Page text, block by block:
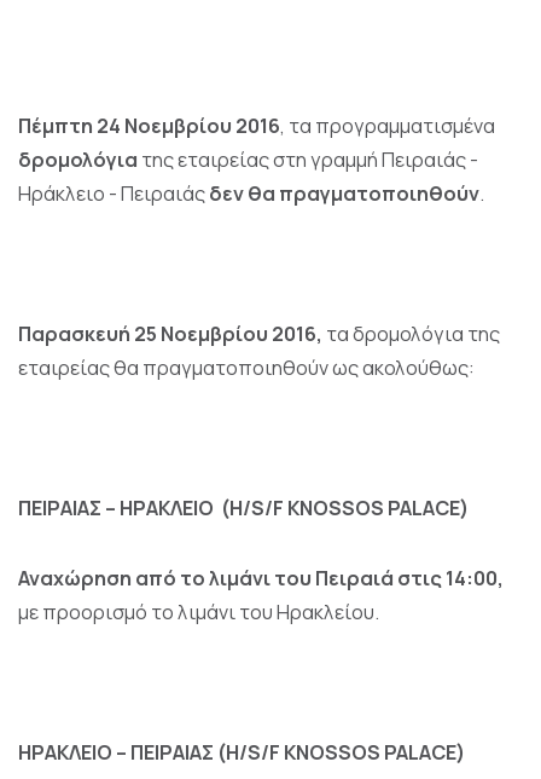
Πέμπτη 24 Νοεμβρίου 2016, τα προγραμματισμένα
δρομολόγια της εταιρείας στη γραμμή Πειραιάς -
Ηράκλειο - Πειραιάςδεν θα πραγματοποιηθούν.
Παρασκευή 25 Νοεμβρίου 2016, τα δρομολόγια της
εταιρείας θα πραγματοποιηθούν ως ακολούθως:
ΠΕΙΡΑΙΑΣ – ΗΡΑΚΛΕΙΟ (H/S/F KNOSSOS PALACE)
Αναχώρηση από το λιμάνι του Πειραιά στις 14:00,
με προορισμό το λιμάνι του Ηρακλείου.
ΗΡΑΚΛΕΙΟ – ΠΕΙΡΑΙΑΣ (H/S/F KNOSSOS PALACE)